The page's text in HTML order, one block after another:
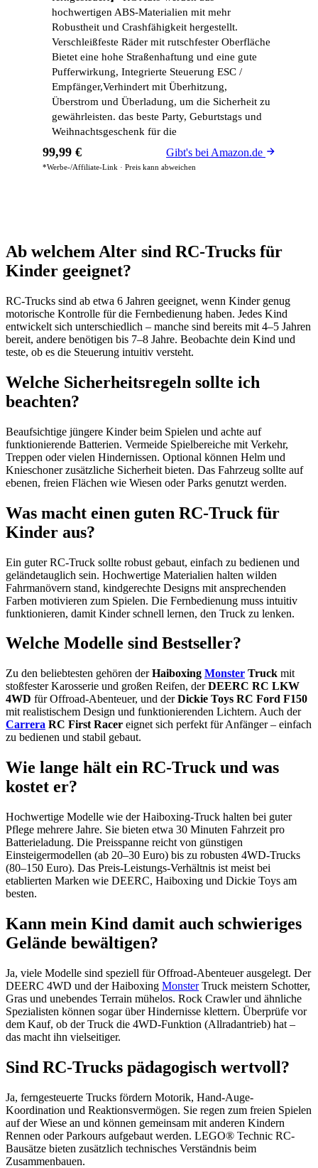
hochwertigen ABS-Materialien mit mehr
Robustheit und Crashfähigkeit hergestellt.
Verschleißfeste Räder mit rutschfester Oberfläche
Bietet eine hohe Straßenhaftung und eine gute
Pufferwirkung, Integrierte Steuerung ESC /
Empfänger,Verhindert mit Überhitzung,
Überstrom und Überladung, um die Sicherheit zu
gewährleisten. das beste Party, Geburtstags und
Weihnachtsgeschenk für die
99,99 € Gibt's bei Amazon.de
*Werbe-/Affiliate-Link · Preis kann abweichen
Ab welchem Alter sind RC-Trucks für
Kinder geeignet?
RC-Trucks sind ab etwa 6 Jahren geeignet, wenn Kinder genug
motorische Kontrolle für die Fernbedienung haben. Jedes Kind
entwickelt sich unterschiedlich – manche sind bereits mit 4–5 Jahren
bereit, andere benötigen bis 7–8 Jahre. Beobachte dein Kind und
teste, ob es die Steuerung intuitiv versteht.
Welche Sicherheitsregeln sollte ich
beachten?
Beaufsichtige jüngere Kinder beim Spielen und achte auf
funktionierende Batterien. Vermeide Spielbereiche mit Verkehr,
Treppen oder vielen Hindernissen. Optional können Helm und
Knieschoner zusätzliche Sicherheit bieten. Das Fahrzeug sollte auf
ebenen, freien Flächen wie Wiesen oder Parks genutzt werden.
Was macht einen guten RC-Truck für
Kinder aus?
Ein guter RC-Truck sollte robust gebaut, einfach zu bedienen und
gelände­tauglich sein. Hochwertige Materialien halten wilden
Fahrmanövern stand, kindgerechte Designs mit ansprechenden
Farben motivieren zum Spielen. Die Fernbedienung muss intuitiv
funktionieren, damit Kinder schnell lernen, den Truck zu lenken.
Welche Modelle sind Bestseller?
Zu den beliebtesten gehören derHaiboxing Monster Truck mit
stoßfester Karosserie und großen Reifen, derDEERC RC LKW
4WD für Offroad-Abenteuer, und derDickie Toys RC Ford F150
mit realistischem Design und funktionierenden Lichtern. Auch der
Carrera RC First Racer eignet sich perfekt für Anfänger – einfach
zu bedienen und stabil gebaut.
Wie lange hält ein RC-Truck und was
kostet er?
Hochwertige Modelle wie der Haiboxing-Truck halten bei guter
Pflege mehrere Jahre. Sie bieten etwa 30 Minuten Fahrzeit pro
Batterieladung. Die Preisspanne reicht von günstigen
Einsteigermodellen (ab 20–30 Euro) bis zu robusten 4WD-Trucks
(80–150 Euro). Das Preis-Leistungs-Verhältnis ist meist bei
etablierten Marken wie DEERC, Haiboxing und Dickie Toys am
besten.
Kann mein Kind damit auch schwieriges
Gelände bewältigen?
Ja, viele Modelle sind speziell für Offroad-Abenteuer ausgelegt. Der
DEERC 4WD und der Haiboxing MonsterTruck meistern Schotter,
Gras und unebendes Terrain mühelos. Rock Crawler und ähnliche
Spezialisten können sogar über Hindernisse klettern. Überprüfe vor
dem Kauf, ob der Truck die 4WD-Funktion (Allradantrieb) hat –
das macht ihn vielseitiger.
Sind RC-Trucks pädagogisch wertvoll?
Ja, ferngesteuerte Trucks fördern Motorik, Hand-Auge-
Koordination und Reaktionsvermögen. Sie regen zum freien Spielen
auf der Wiese an und können gemeinsam mit anderen Kindern
Rennen oder Parkours aufgebaut werden. LEGO® Technic RC-
Bausätze bieten zusätzlich technisches Verständnis beim
Zusammenbauen.